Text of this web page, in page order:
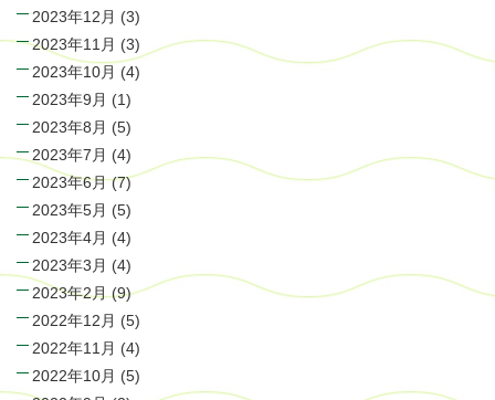
2023年12月 (3)
2023年11月 (3)
2023年10月 (4)
2023年9月 (1)
2023年8月 (5)
2023年7月 (4)
2023年6月(7)
2023年5月 (5)
2023年4月 (4)
2023年3月 (4)
2023年2月(9)
2022年12月 (5)
2022年11月 (4)
2022年10月 (5)